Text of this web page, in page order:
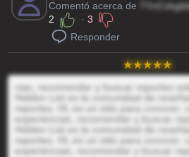
Comentó acerca de
2
·3
Responder
cias, recomendar y buscar reportes
Hidden List es la comunidad de
reportes, HL es un sitio para conocer,
experiencias, recomendar y buscar
Hidden List es la comunidad de
reportes, HL es un sitio para conocer,
experiencias, recomendar y buscar